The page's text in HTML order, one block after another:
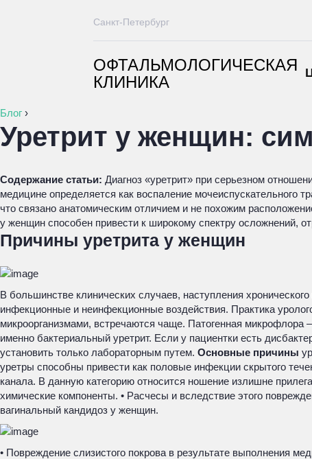
ОФТАЛЬМОЛОГИЧЕСКАЯ
КЛИНИКА
Санкт-Петербург
Блог ›
Уретрит у женщин:
Содержание статьи: Диагноз «уретрит» при серьезном
медицине определяется как воспаление
что связано анатомическим отличием и не похожим
у женщин способен привести к широкому спектру осложнений,
Причины уретрита у женщин
В большинстве клинических случаев, наступления
инфекционные и неинфекционные воздействия. Практика
микроорганизмами, встречаются чаще. Патогенная микрофлора
именно бактериальный уретрит. Если у пациентки есть
установить только лабораторным путем. Основные причины
уретры способны привести как половые инфекции скрытого
канала. В данную категорию относится ношение излишне
химические компоненты. • Расчесы и вследствие этого
вагинальный кандидоз у женщин.
• Повреждение слизистого покрова в результате выполнения